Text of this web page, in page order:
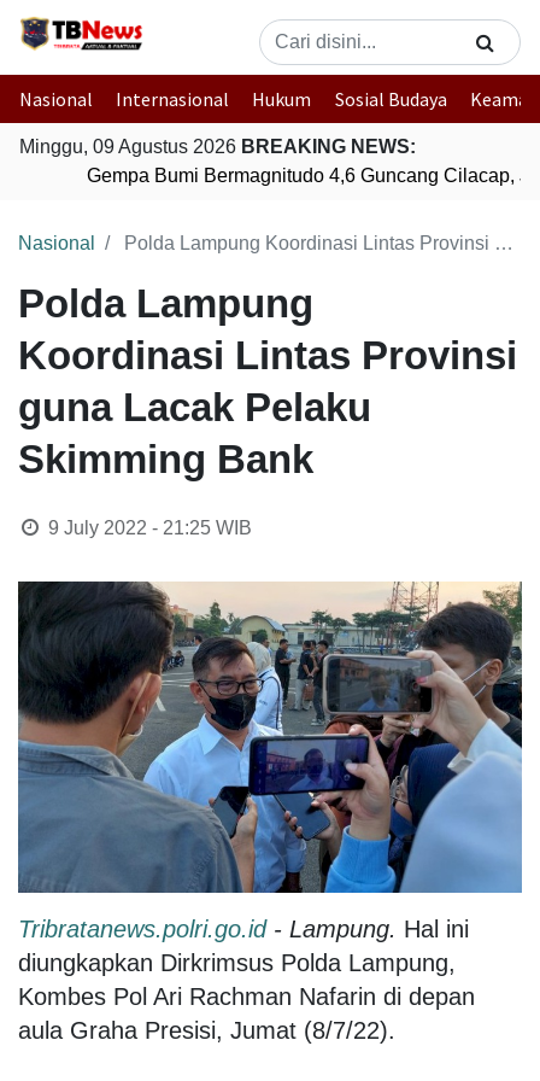
Nasional Internasional Hukum Sosial Budaya
Minggu, 09 Agustus 2026 BREAKING NEWS:
Gempa Bumi Bermagnitudo 4,6 Guncang Cilacap,
Nasional Polda Lampung Koordinasi Lintas Provinsi guna Lacak Pelaku Skimming Bank
Polda Lampung
Koordinasi Lintas Provinsi
guna Lacak Pelaku
Skimming Bank
9 July 2022 - 21:25WIB
Tribratanews.polri.go.id- Lampung. Hal ini
diungkapkan Dirkrimsus Polda Lampung,
Kombes Pol Ari Rachman Nafarin di depan
aula Graha Presisi, Jumat (8/7/22).